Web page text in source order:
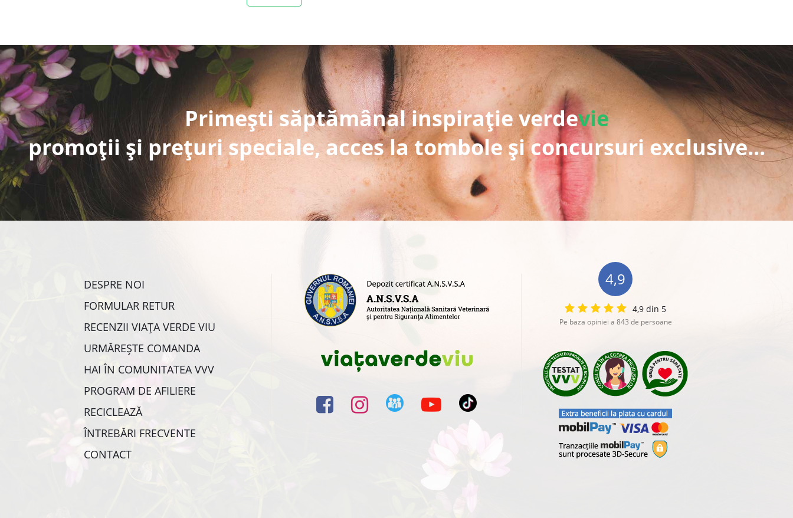
Primești săptămânal inspirație verdevie
promoții și prețuri speciale, acces la tombole și concursuri exclusive...
DESPRE NOI
FORMULAR RETUR
RECENZII VIAȚA VERDE VIU
URMĂREȘTE COMANDA
HAI ÎN COMUNITATEA VVV
PROGRAM DE AFILIERE
RECICLEAZĂ
ÎNTREBĂRI FRECVENTE
CONTACT
4,9
4,9 din 5
Pe baza opiniei a 843 de persoane